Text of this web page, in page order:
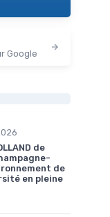
Google
de
de
en pleine